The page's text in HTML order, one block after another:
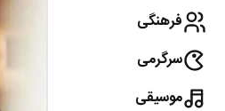
فرهنگی
سرگرمی
موسیقی